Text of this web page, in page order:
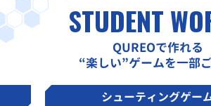
STUDENT
QUREOで作れる
“楽しい”ゲームを一部
シューティングゲー